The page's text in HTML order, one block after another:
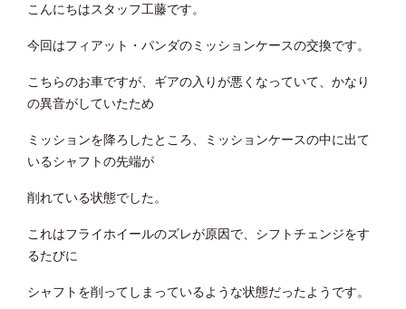
こんにちはスタッフ工藤です。
今回はフィアット・パンダのミッションケースの交換です。
こちらのお車ですが、ギアの入りが悪くなっていて、かなり
の異音がしていたため
ミッションを降ろしたところ、ミッションケースの中に出て
いるシャフトの先端が
削れている状態でした。
これはフライホイールのズレが原因で、シフトチェンジをす
るたびに
シャフトを削ってしまっているような状態だったようです。